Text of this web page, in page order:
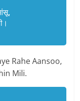
Rahe Aansoo,
Mili.